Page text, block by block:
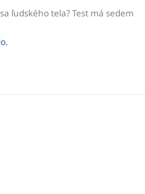
ľudského tela? Test má sedem